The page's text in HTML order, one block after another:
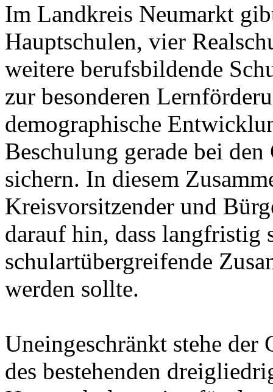
Im Landkreis Neumarkt
Hauptschulen, vier
weitere berufsbildende
zur besonderen
demographische
Beschulung gerade bei
sichern. In diesem
Kreisvorsitzender und
darauf hin, dass langfristig
schulartübergreifende
werden sollte.
Uneingeschränkt stehe
des bestehenden